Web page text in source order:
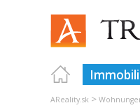
AReality.sk >